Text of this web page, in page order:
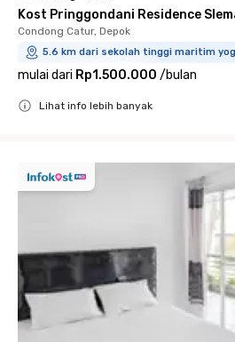
Kost Pringgondani Residence
Condong Catur, Depok
5.6 km dari sekolah tinggi maritim
mulai dari Rp1.500.000 /bulan
Lihat info lebih banyak